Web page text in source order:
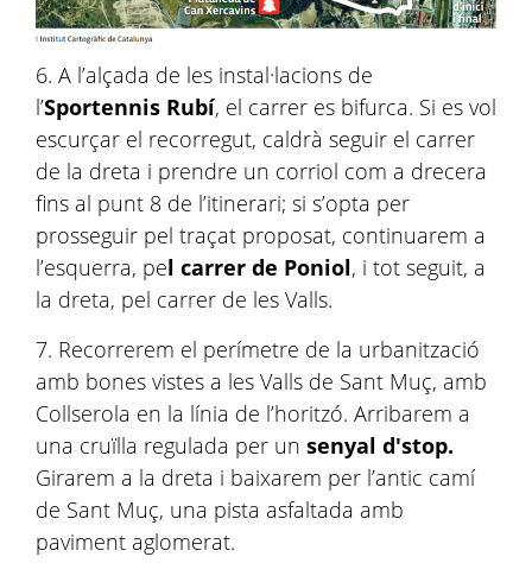
6. A l’alçada de les instal·lacions de
l’Sportennis Rubí, el carrer es bifurca. Si es vol
escurçar el recorregut, caldrà seguir el carrer
de la dreta i prendre un corriol com a drecera
fins al punt 8 de l’itinerari; si s’opta per
prosseguir pel traçat proposat, continuarem a
l’esquerra, pel carrer de Poniol, i tot seguit, a
la dreta, pel carrer de les Valls.
7. Recorrerem el perímetre de la urbanització
amb bones vistes a les Valls de Sant Muç, amb
Collserola en la línia de l’horitzó. Arribarem a
una cruïlla regulada per un senyal d'stop.
Girarem a la dreta i baixarem per l’antic camí
de Sant Muç, una pista asfaltada amb
paviment aglomerat.